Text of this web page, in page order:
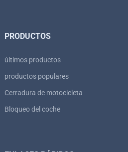
PRODUCTOS
últimos productos
productos populares
Cerradura de motocicleta
Bloqueo del coche